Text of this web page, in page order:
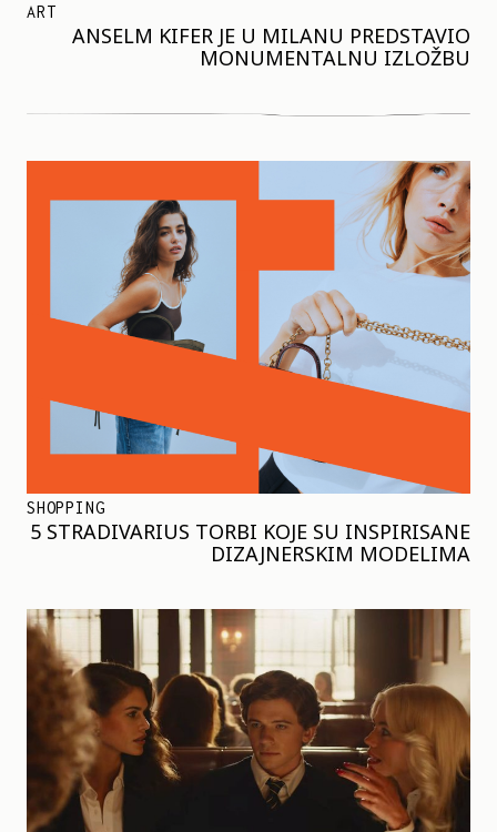
ART
ANSELM KIFER JE U MILANU PREDSTAVIO
MONUMENTALNU IZLOŽBU
SHOPPING
5 STRADIVARIUS TORBI KOJE SU INSPIRISANE
DIZAJNERSKIM MODELIMA